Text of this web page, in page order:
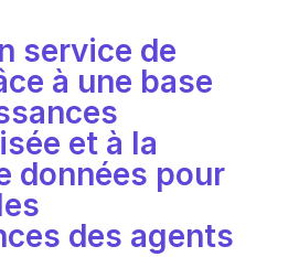
service de
à une base
et à la
données pour
des agents